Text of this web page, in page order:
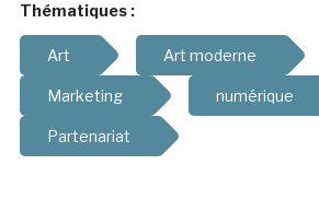
Thématiques :
Art Art moderne
Marketing numérique
Partenariat